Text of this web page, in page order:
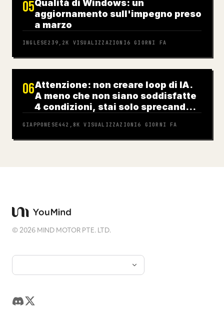
05Qualità di Windows: un
aggiornamento sull'impegno preso
a marzo
INGLESE 239,2K VISUALIZZAZIONI 6 GIORNI FA
06Attenzione: non creare loop di IA.
A meno che non siano soddisfatte
4 condizioni, stai solo sprecando
GIAPPONESE442,8K VISUALIZZAZIONI 6 GIORNI FA
©2026 MIND MOTOR PTE. LTD.